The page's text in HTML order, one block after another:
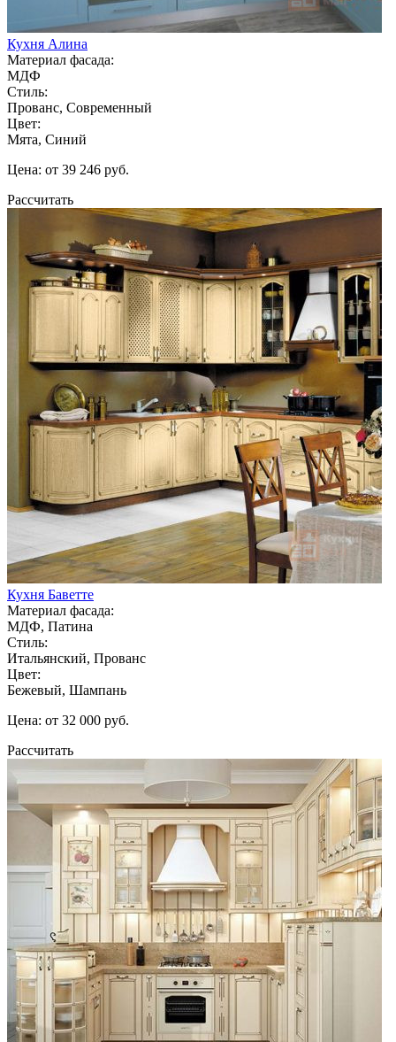
Кухня Алина
Материал фасада:
МДФ
Стиль:
Прованс, Современный
Цвет:
Мята, Синий
Цена: от 39 246 руб.
Рассчитать
Кухня Баветте
Материал фасада:
МДФ, Патина
Стиль:
Итальянский, Прованс
Цвет:
Бежевый, Шампань
Цена: от 32 000 руб.
Рассчитать